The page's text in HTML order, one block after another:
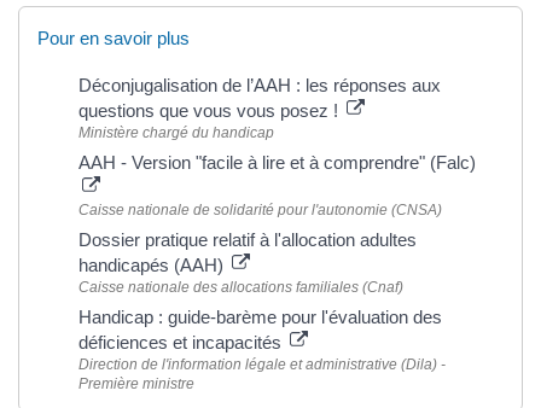
Pour en savoir plus
Déconjugalisation de l’AAH : les réponses aux
questions que vous vous posez !
Ministère chargé du handicap
AAH - Version "facile à lire et à comprendre" (Falc)
Caisse nationale de solidarité pour l'autonomie (CNSA)
Dossier pratique relatif à l'allocation adultes
handicapés (AAH)
Caisse nationale des allocations familiales (Cnaf)
Handicap : guide-barème pour l'évaluation des
déficiences et incapacités
Direction de l'information légale et administrative (Dila) -
Première ministre